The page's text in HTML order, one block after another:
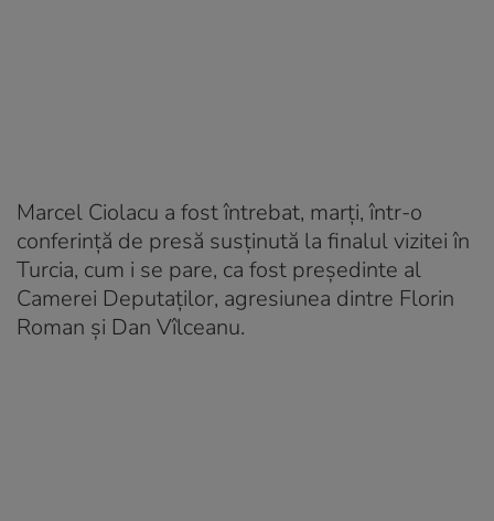
Marcel Ciolacu a fost întrebat, marţi, într-o
conferinţă de presă susţinută la finalul vizitei în
Turcia, cum i se pare, ca fost preşedinte al
Camerei Deputaţilor, agresiunea dintre Florin
Roman şi Dan Vîlceanu.